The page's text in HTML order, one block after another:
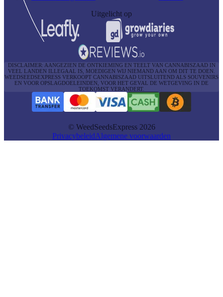
Uitgelicht op
DISCLAIMER: AANGEZIEN DE ONTKIEMING EN TEELT VAN CANNABISZAAD IN
VEEL LANDEN ILLEGAAL IS, MOEDIGEN WIJ NIEMAND AAN OM DIT TE DOEN.
WEEDSEEDSEXPRESS VERKOOPT CANNABISZAAD UITSLUITEND ALS SOUVENIRS
EN VOOR OPSLAGDOELEINDEN, VOOR HET GEVAL DE WETGEVING IN DE
TOEKOMST VERANDERT.
© WeedSeedsExpress 2026
PrivacybeleidAlgemene voorwaarden